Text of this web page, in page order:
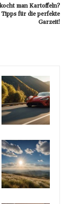
man Kartoffeln?
für die perfekte
Garzeit!